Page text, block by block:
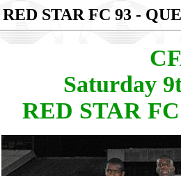
RED STAR FC 93 -
Saturday
RED STAR